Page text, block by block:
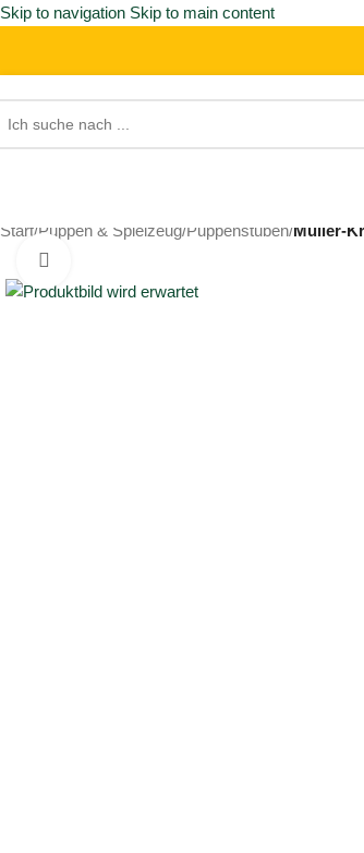
Skip to navigation Skip to main content
Start/Puppen & Spielzeug/Puppenstuben/Müller-